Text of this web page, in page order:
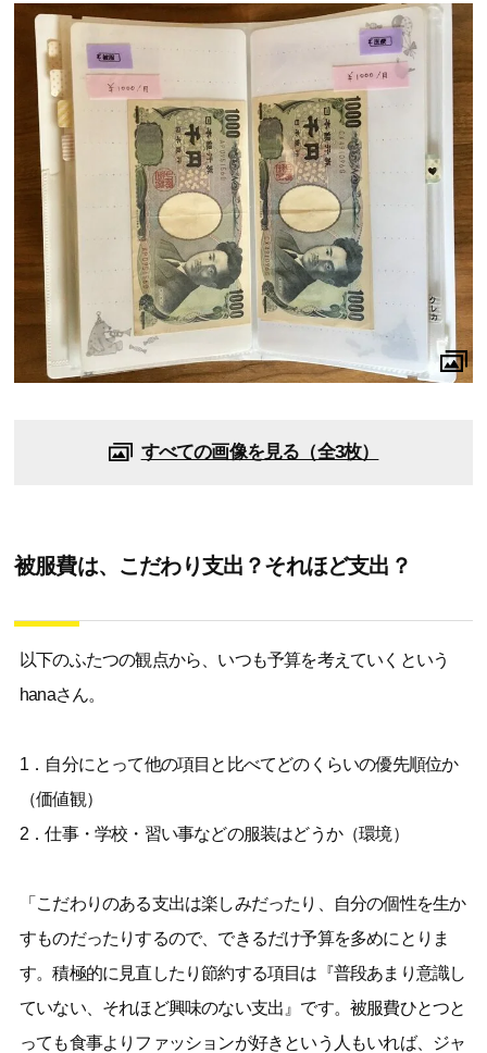
すべての画像を見る（全3枚）
被服費は、こだわり支出？それほど支出？
以下のふたつの観点から、いつも予算を考えていくという
hanaさん。
1．自分にとって他の項目と比べてどのくらいの優先順位か
（価値観）
2．仕事・学校・習い事などの服装はどうか（環境）
「こだわりのある支出は楽しみだったり、自分の個性を生か
すものだったりするので、できるだけ予算を多めにとりま
す。積極的に見直したり節約する項目は『普段あまり意識し
ていない、それほど興味のない支出』です。被服費ひとつと
っても食事よりファッションが好きという人もいれば、ジャ